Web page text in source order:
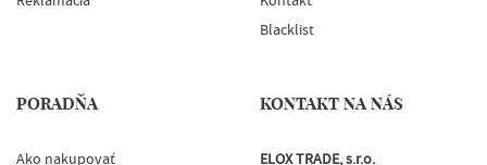
Blacklist
PORADŇA
Ako nakupovať
KONTAKT NA NÁS
ELOX TRADE, s.r.o.